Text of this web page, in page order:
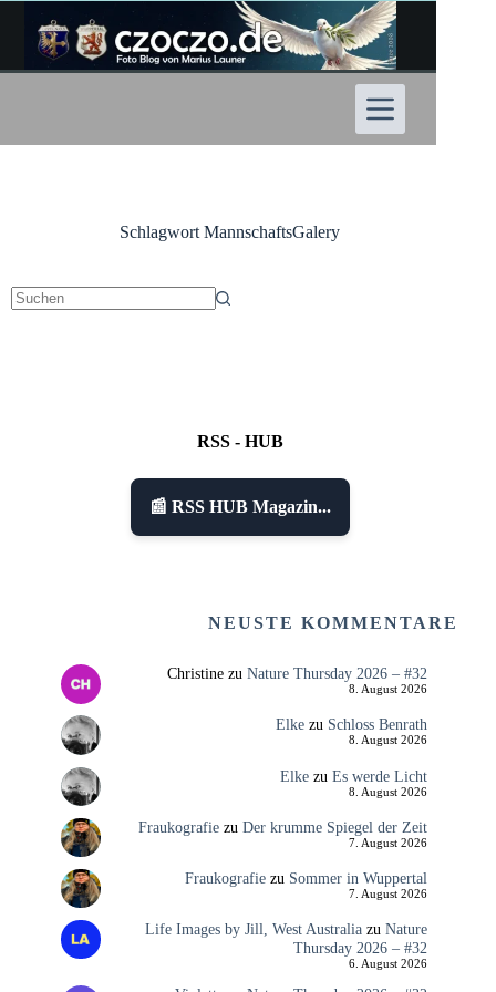
Inhalt
springen
SchlagwortMannschaftsGalery
RSS - HUB
📰 RSS HUB Magazin...
NEUSTE KOMMENTARE
Christinezu Nature Thursday 2026 – #32
8. August 2026
Elkezu Schloss Benrath
8. August 2026
Elkezu Es werde Licht
8. August 2026
Fraukografiezu Der krumme Spiegel der Zeit
7. August 2026
Fraukografiezu Sommer in Wuppertal
7. August 2026
Life Images by Jill, West Australiazu Nature
Thursday 2026 – #32
6. August 2026